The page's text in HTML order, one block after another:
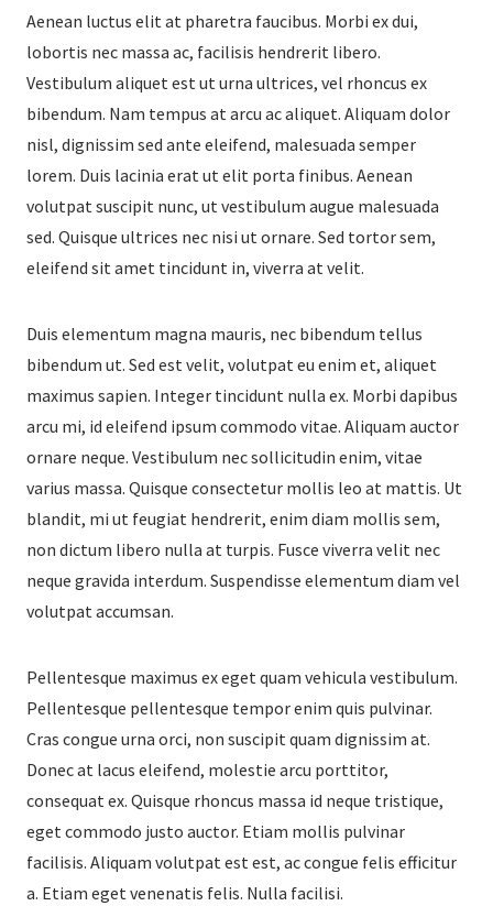
Aenean luctus elit at pharetra faucibus. Morbi ex dui,
lobortis nec massa ac, facilisis hendrerit libero.
Vestibulum aliquet est ut urna ultrices, vel rhoncus ex
bibendum. Nam tempus at arcu ac aliquet. Aliquam dolor
nisl, dignissim sed ante eleifend, malesuada semper
lorem. Duis lacinia erat ut elit porta finibus. Aenean
volutpat suscipit nunc, ut vestibulum augue malesuada
sed. Quisque ultrices nec nisi ut ornare. Sed tortor sem,
eleifend sit amet tincidunt in, viverra at velit.
Duis elementum magna mauris, nec bibendum tellus
bibendum ut. Sed est velit, volutpat eu enim et, aliquet
maximus sapien. Integer tincidunt nulla ex. Morbi dapibus
arcu mi, id eleifend ipsum commodo vitae. Aliquam auctor
ornare neque. Vestibulum nec sollicitudin enim, vitae
varius massa. Quisque consectetur mollis leo at mattis. Ut
blandit, mi ut feugiat hendrerit, enim diam mollis sem,
non dictum libero nulla at turpis. Fusce viverra velit nec
neque gravida interdum. Suspendisse elementum diam vel
volutpat accumsan.
Pellentesque maximus ex eget quam vehicula vestibulum.
Pellentesque pellentesque tempor enim quis pulvinar.
Cras congue urna orci, non suscipit quam dignissim at.
Donec at lacus eleifend, molestie arcu porttitor,
consequat ex. Quisque rhoncus massa id neque tristique,
eget commodo justo auctor. Etiam mollis pulvinar
facilisis. Aliquam volutpat est est, ac congue felis efficitur
a. Etiam eget venenatis felis. Nulla facilisi.